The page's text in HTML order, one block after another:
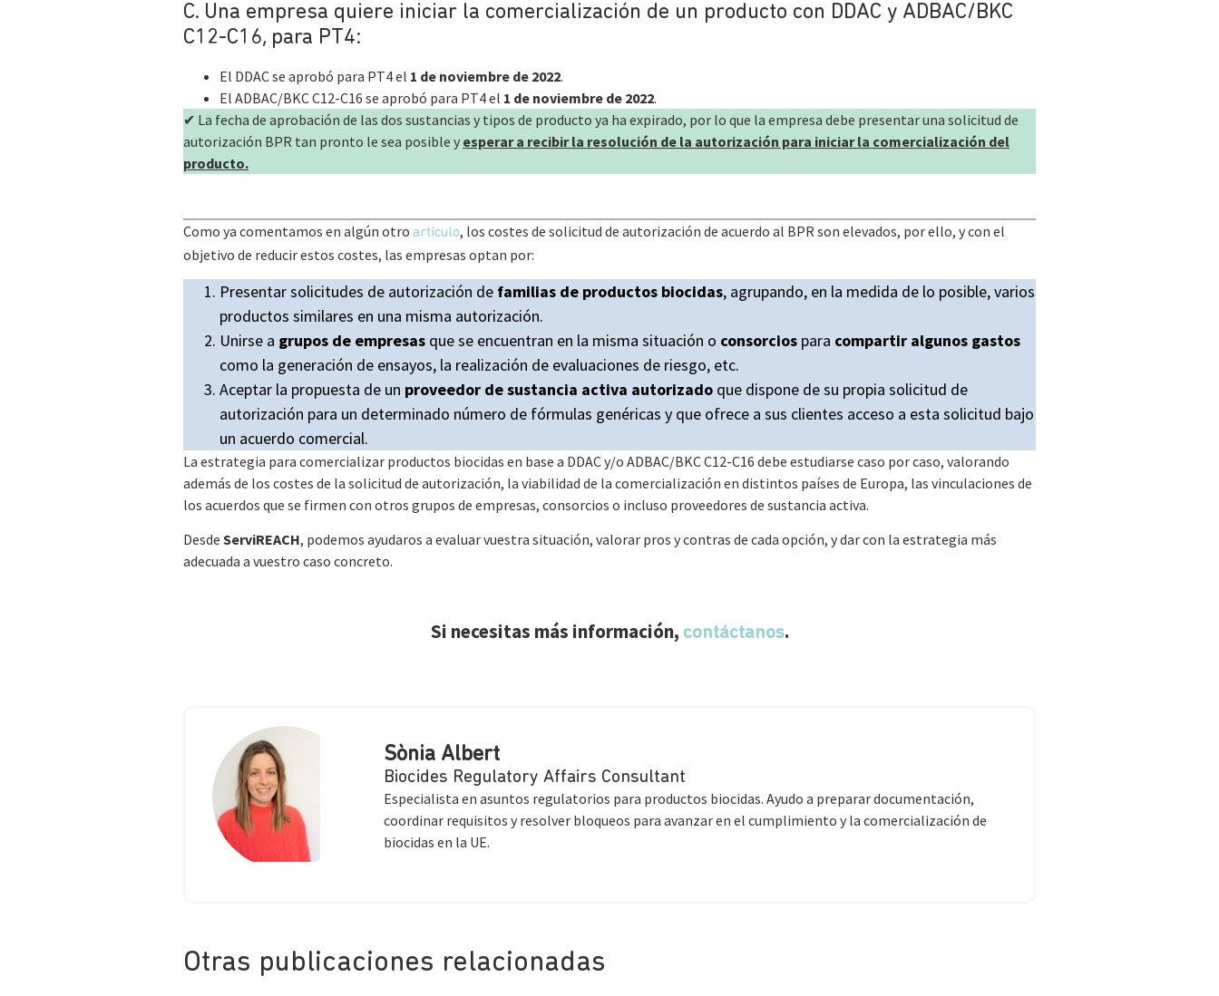
C. Una empresa quiere iniciar la comercialización de un producto con DDAC y ADBAC/BKC
C12-C16, para PT4:
El DDAC se aprobó para PT4 el 1 de noviembre de 2022.
El ADBAC/BKC C12-C16 se aprobó para PT4 el 1 de noviembre de 2022.
✔ La fecha de aprobación de las dos sustancias y tipos de producto ya ha expirado, por lo que la empresa debe presentar una solicitud de
autorización BPR tan pronto le sea posible y esperar a recibir la resolución de la autorización para iniciar la comercialización del
producto.
Como ya comentamos en algún otro artículo, los costes de solicitud de autorización de acuerdo al BPR son elevados, por ello, y con el
objetivo de reducir estos costes, las empresas optan por:
Presentar solicitudes de autorización de familias de productos biocidas, agrupando, en la medida de lo posible, varios
productos similares en una misma autorización.
Unirse a grupos de empresas que se encuentran en la misma situación o consorcios para compartir algunos gastos
como la generación de ensayos, la realización de evaluaciones de riesgo, etc.
Aceptar la propuesta de un proveedor de sustancia activa autorizado que dispone de su propia solicitud de
autorización para un determinado número de fórmulas genéricas y que ofrece a sus clientes acceso a esta solicitud bajo
un acuerdo comercial.
La estrategia para comercializar productos biocidas en base a DDAC y/o ADBAC/BKC C12-C16 debe estudiarse caso por caso, valorando
además de los costes de la solicitud de autorización, la viabilidad de la comercialización en distintos países de Europa, las vinculaciones de
los acuerdos que se firmen con otros grupos de empresas, consorcios o incluso proveedores de sustancia activa.
Desde ServiREACH, podemos ayudaros a evaluar vuestra situación, valorar pros y contras de cada opción, y dar con la estrategia más
adecuada a vuestro caso concreto.
Si necesitas más información, contáctanos.
Sònia Albert
Biocides Regulatory Affairs Consultant
Especialista en asuntos regulatorios para productos biocidas. Ayudo a preparar documentación,
coordinar requisitos y resolver bloqueos para avanzar en el cumplimiento y la comercialización de
biocidas en la UE.
Otras publicaciones relacionadas